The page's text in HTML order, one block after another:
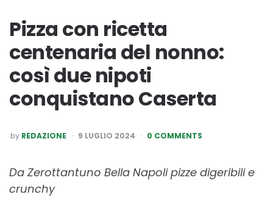
Pizza con ricetta
centenaria del nonno:
così due nipoti
conquistano Caserta
POSTED
BY
by REDAZIONE 9 LUGLIO 2024 0 COMMENTS
Da Zerottantuno Bella Napoli pizze digeribili e
crunchy